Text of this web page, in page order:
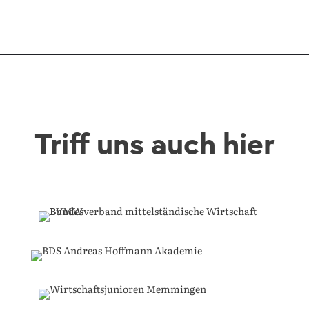
Triff uns auch hier